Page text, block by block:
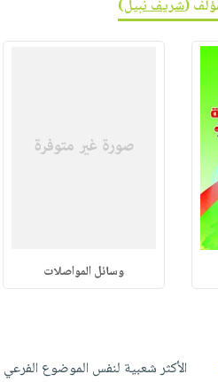
(شريف نبيل)
وسائل المواصلات
الأكثر شعبية لنفس الموضوع الفرعي